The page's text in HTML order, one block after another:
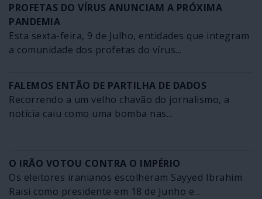
PROFETAS DO VÍRUS ANUNCIAM A PRÓXIMA
PANDEMIA
Esta sexta-feira, 9 de Julho, entidades que integram
a comunidade dos profetas do vírus...
FALEMOS ENTÃO DE PARTILHA DE DADOS
Recorrendo a um velho chavão do jornalismo, a
notícia caiu como uma bomba nas...
O IRÃO VOTOU CONTRA O IMPÉRIO
Os eleitores iranianos escolheram Sayyed Ibrahim
Raisi como presidente em 18 de Junho e...